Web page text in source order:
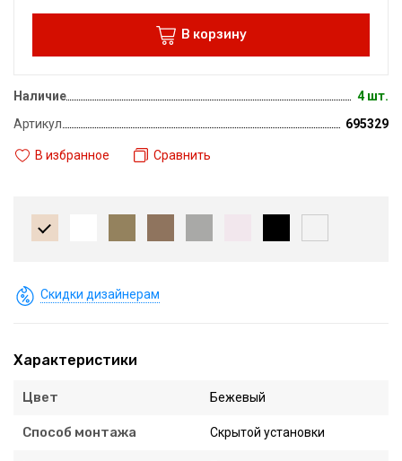
В корзину
Наличие
4 шт.
Артикул
695329
В избранное Сравнить
Скидки дизайнерам
Характеристики
Цвет Бежевый
Способ монтажа Скрытой установки